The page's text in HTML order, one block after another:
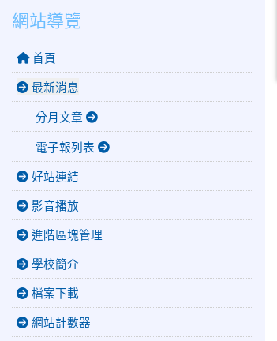
網站導覽
首頁
最新消息
分月文章
電子報列表
好站連結
影音播放
進階區塊管理
學校簡介
檔案下載
網站計數器